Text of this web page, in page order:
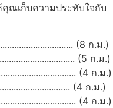
คุณเก็บความประทับใจกับ
(8 ก.ม.)
(5 ก.ม.)
(4 ก.ม.)
(4 ก.ม.)
(4 ก.ม.)